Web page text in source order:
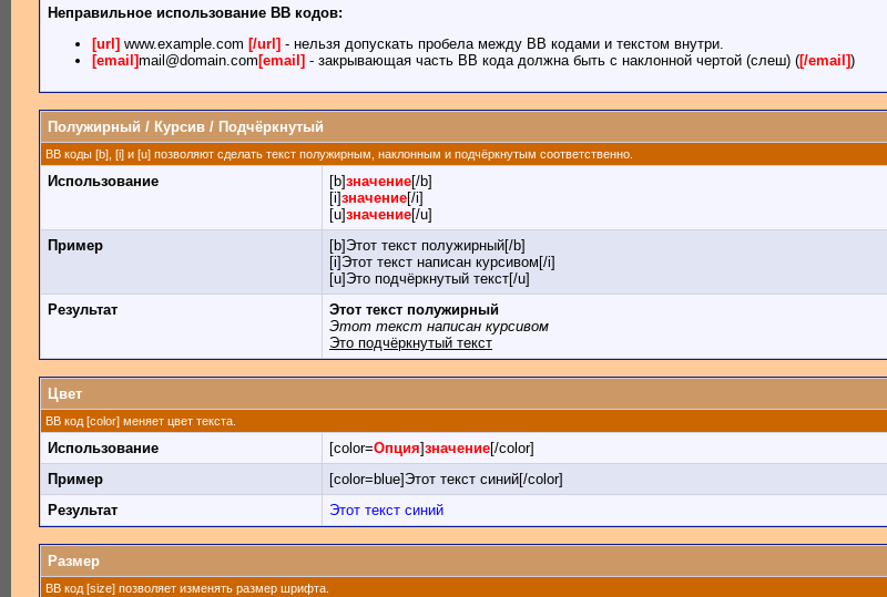
Неправильное использование BB кодов:
[url] www.example.com [/url] - нельзя допускать пробела между BB кодами и текстом внутри.
[email]mail@domain.com [email] - закрывающая часть BB кода должна быть с наклонной чертой (слеш) ([/email])
Полужирный / Курсив / Подчёркнутый
BB коды [b], [i] и [u] позволяют сделать текст полужирным, наклонным и подчёркнутым соответственно.
Использование [b]значение[/b]
[i]значение[/i]
[u]значение[/u]
Пример
[b]Этот текст полужирный[/b]
[i]Этот текст написан курсивом[/i]
[u]Это подчёркнутый текст[/u]
Результат
Этот текст полужирный
Этот текст написан курсивом
Это подчёркнутый текст
Цвет
BB код [color] меняет цвет текста.
Использование [color=Опция]значение[/color]
Пример
[color=blue]Этот текст синий[/color]
Результат
Этот текст синий
Размер
BB код [size] позволяет изменять размер шрифта.